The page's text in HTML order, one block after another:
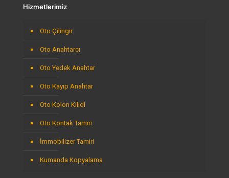
Hizmetlerimiz
Oto Çilingir
Oto Anahtarcı
Oto Yedek Anahtar
Oto Kayıp Anahtar
Oto Kolon Kilidi
Oto Kontak Tamiri
İmmobilizer Tamiri
Kumanda Kopyalama